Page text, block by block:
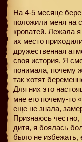
На 4-5 месяце
положили меня на
кроватей. Лежала
их место
дружественная
своя история. Я
понимала, почему
так хотят
Для них это
мне его почему-то
еще не знала,
Признаюсь
дитя, я боялась
было не избежать,